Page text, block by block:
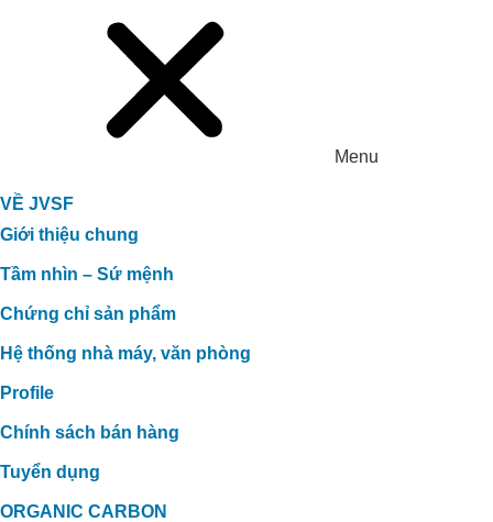
Menu
VỀ JVSF
Giới thiệu chung
Tầm nhìn – Sứ mệnh
Chứng chỉ sản phẩm
Hệ thống nhà máy, văn phòng
Profile
Chính sách bán hàng
Tuyển dụng
ORGANIC CARBON